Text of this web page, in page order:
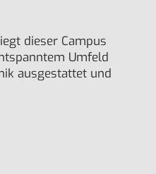
dieser Campus
Umfeld
ausgestattet und